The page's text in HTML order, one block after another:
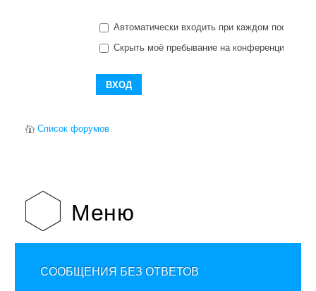
Автоматически входить при каждом
Скрыть моё пребывание на конференции в
Список форумов
Меню
СООБЩЕНИЯ БЕЗ ОТВЕТОВ